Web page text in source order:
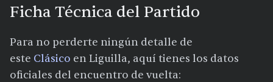
Ficha Técnica del Partido
Para no perderte ningún detalle de
este Clásico en Liguilla, aquí tienes los datos
oficiales del encuentro de vuelta: